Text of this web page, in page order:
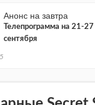
Анонс на завтра
Телепрограмма на 21-27
сентября